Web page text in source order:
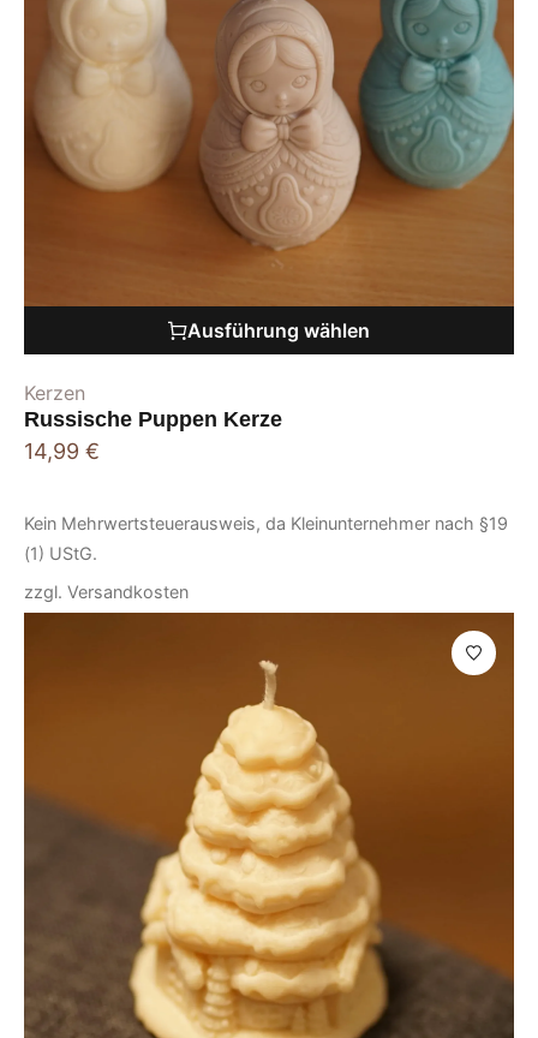
Ausführung wählen
Kerzen
Russische Puppen Kerze
14,99 €
Kein Mehrwertsteuerausweis, da Kleinunternehmer nach §19
(1) UStG.
zzgl. Versandkosten